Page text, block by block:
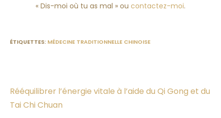
« Dis-moi où tu as mal » ou contactez-moi.
ÉTIQUETTES: MÉDECINE TRADITIONNELLE CHINOISE
Rééquilibrer l’énergie vitale à l’aide du Qi Gong et du
Tai Chi Chuan